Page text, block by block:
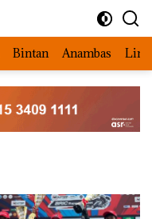
Bintan Anambas